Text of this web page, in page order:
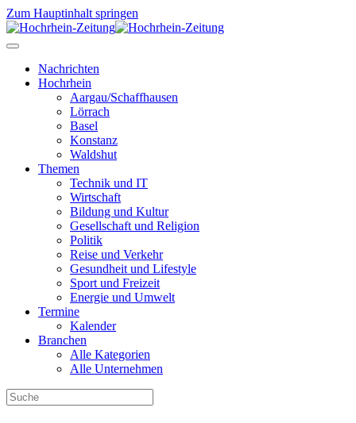
Zum Hauptinhalt springen
Nachrichten
Hochrhein
Aargau/Schaffhausen
Lörrach
Basel
Konstanz
Waldshut
Themen
Technik und IT
Wirtschaft
Bildung und Kultur
Gesellschaft und Religion
Politik
Reise und Verkehr
Gesundheit und Lifestyle
Sport und Freizeit
Energie und Umwelt
Termine
Kalender
Branchen
Alle Kategorien
Alle Unternehmen